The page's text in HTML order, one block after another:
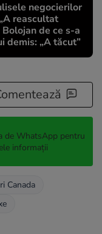
negocierilor
reascultat
de ce s-a
demis: „A tăcut”
de WhatsApp pentru
informații
Canada